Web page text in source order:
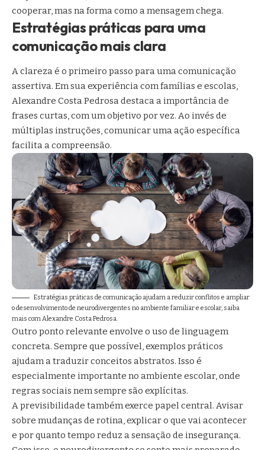
cooperar, mas na forma como a mensagem chega.
Estratégias práticas para uma
comunicação mais clara
A clareza é o primeiro passo para uma comunicação
assertiva. Em sua experiência com famílias e escolas,
Alexandre Costa Pedrosa destaca a importância de
frases curtas, com um objetivo por vez. Ao invés de
múltiplas instruções, comunicar uma ação específica
facilita a compreensão.
Estratégias práticas de comunicação ajudam a reduzir conflitos e ampliar
o desenvolvimento de neurodivergentes no ambiente familiar e escolar, saiba
mais com Alexandre Costa Pedrosa.
Outro ponto relevante envolve o uso de linguagem
concreta. Sempre que possível, exemplos práticos
ajudam a traduzir conceitos abstratos. Isso é
especialmente importante no ambiente escolar, onde
regras sociais nem sempre são explícitas.
A previsibilidade também exerce papel central. Avisar
sobre mudanças de rotina, explicar o que vai acontecer
e por quanto tempo reduz a sensação de insegurança.